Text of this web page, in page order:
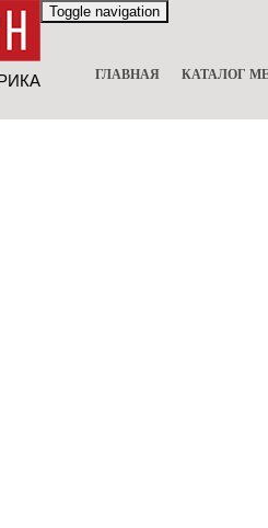
Toggle navigation
ГЛАВНАЯ КАТАЛОГ